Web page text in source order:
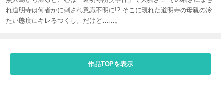
れ道明寺は何者かに刺され意識不明に!? そこに現れた道明寺の母親の冷
たい態度にキレるつくし。だけど……。
作品TOPを表示